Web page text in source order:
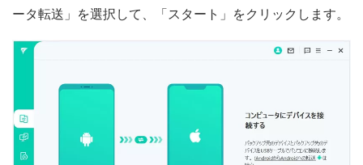
ータ転送」を選択して、「スタート」をクリックします。